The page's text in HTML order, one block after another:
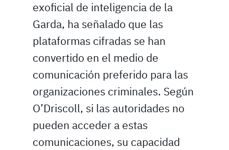
exoficial de inteligencia de la
Garda, ha señalado que las
plataformas cifradas se han
convertido en el medio de
comunicación preferido para las
organizaciones criminales. Según
O’Driscoll, si las autoridades no
pueden acceder a estas
comunicaciones, su capacidad